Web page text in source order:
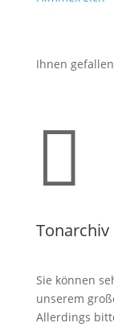
Ihnen

Tonarchiv
Sie können
unserem
Allerdings